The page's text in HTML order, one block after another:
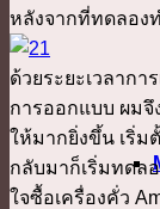
หลังจากที่ทดลอง
ด้วยระยะเวลาก
การออกแบบ ผมจึ
ให้มากยิ่งขึ้น เริ่ม
กลับมาก็เริ่มทดล
ใจซื้อเครื่องคั่ว